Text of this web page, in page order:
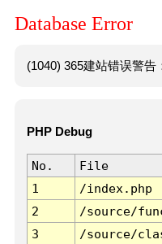
Database Error
(1040) 365建站错误警告
PHP Debug
No. File
1
/index.php
2
/source/
3
/source/